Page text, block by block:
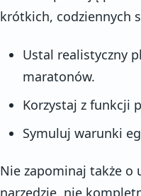
krótkich, codziennych
Ustal realistyczny
maratonów.
Korzystaj z funkcji
Symuluj warunki
Nie zapominaj także o
narzędzie, nie